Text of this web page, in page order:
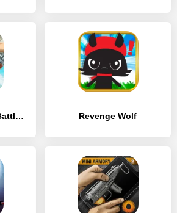
Call of Free Firing Battle Royale Revenge Wolf